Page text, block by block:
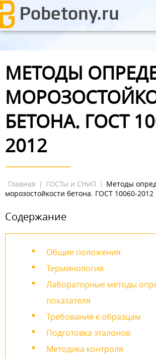
МЕТОДЫ
БЕТОНА. ГОСТ
2012
Главная | ГОСТы и СНиП | Методы
морозостойкости бетона. ГОСТ 10060-2012
Содержание
Общие положения
Терминология
Лабораторные методы
показателя
Требования к образцам
Подготовка эталонов
Методика контроля